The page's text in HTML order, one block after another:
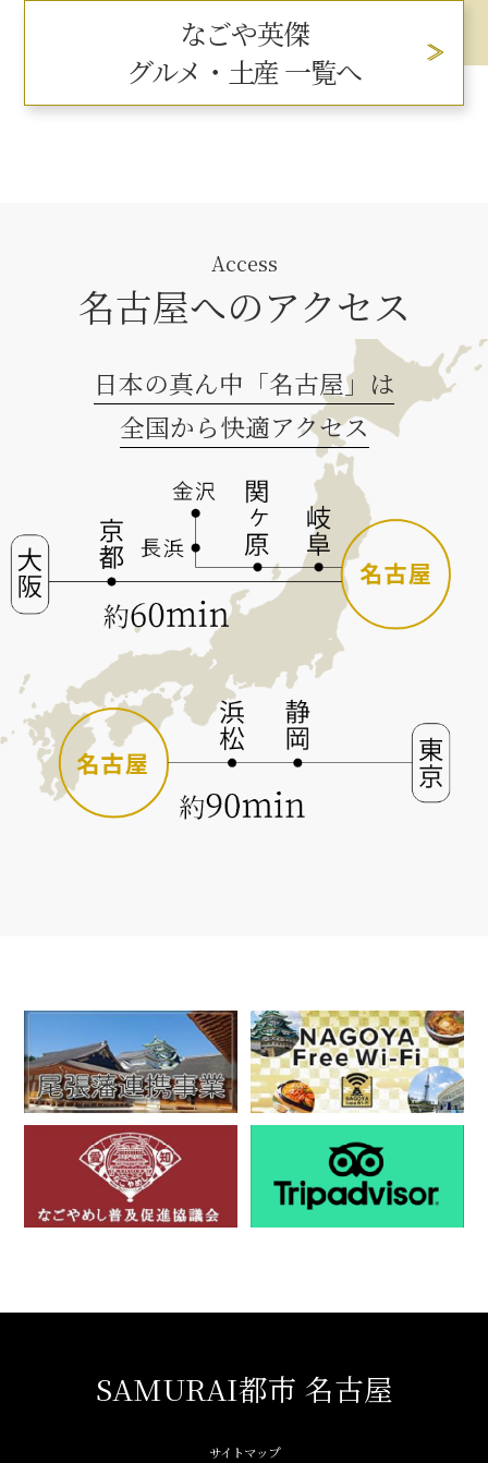
なごや英傑
グルメ・土産 一覧へ
Access
名古屋へのアクセス
日本の真ん中「名古屋」は
全国から快適アクセス
SAMURAI都市 名古屋
サイトマップ